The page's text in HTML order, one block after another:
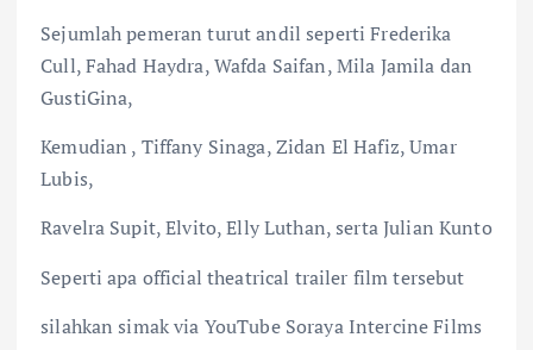
Sejumlah pemeran turut andil seperti Frederika
Cull, Fahad Haydra, Wafda Saifan, Mila Jamila dan
GustiGina,
Kemudian , Tiffany Sinaga, Zidan El Hafiz, Umar
Lubis,
Ravelra Supit, Elvito, Elly Luthan, serta Julian Kunto
Seperti apa official theatrical trailer film tersebut
silahkan simak via YouTube Soraya Intercine Films